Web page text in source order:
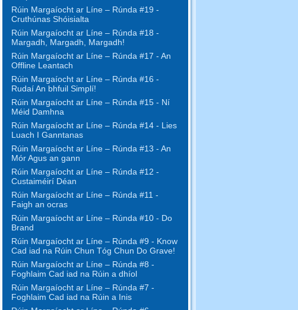
Rúin Margaíocht ar Líne – Rúnda #19 -
Cruthúnas Shóisialta
Rúin Margaíocht ar Líne – Rúnda #18 -
Margadh, Margadh, Margadh!
Rúin Margaíocht ar Líne – Rúnda #17 - An
Offline Leantach
Rúin Margaíocht ar Líne – Rúnda #16 -
Rudaí An bhfuil Simplí!
Rúin Margaíocht ar Líne – Rúnda #15 - Ní
Méid Damhna
Rúin Margaíocht ar Líne – Rúnda #14 - Lies
Luach I Ganntanas
Rúin Margaíocht ar Líne – Rúnda #13 - An
Mór Agus an gann
Rúin Margaíocht ar Líne – Rúnda #12 -
Custaiméirí Déan
Rúin Margaíocht ar Líne – Rúnda #11 -
Faigh an ocras
Rúin Margaíocht ar Líne – Rúnda #10 - Do
Brand
Rúin Margaíocht ar Líne – Rúnda #9 - Know
Cad iad na Rúin Chun Tóg Chun Do Grave!
Rúin Margaíocht ar Líne – Rúnda #8 -
Foghlaim Cad iad na Rúin a dhíol
Rúin Margaíocht ar Líne – Rúnda #7 -
Foghlaim Cad iad na Rúin a Inis